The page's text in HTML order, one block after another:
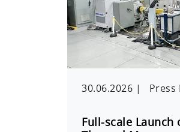
30.06.2026 Press
Full-scale Launch